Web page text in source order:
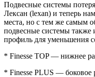
Подвесные системы
Лексан (lexan) и теперь
места, но с тем же самым
подвесные системы
профиль для уменьшения
* Finesse TOP — нижнее
* Finesse PLUS — боковое